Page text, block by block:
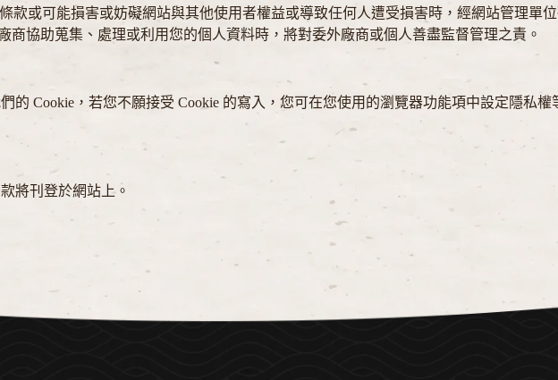
款或可能損害或妨礙網站與其他使用者權益或導致任何人遭受損害時，經網站管理單
商協助蒐集、處理或利用您的個人資料時，將對委外廠商或個人善盡監督管理之責。
Cookie，若您不願接受 Cookie 的寫入，您可在您使用的瀏覽器功能項中設定隱私
將刊登於網站上。